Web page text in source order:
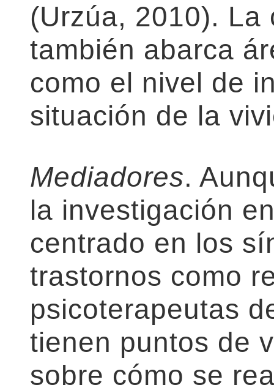
(Urzúa, 2010). La
también abarca
como el nivel de
situación de la
Mediadores.
la investigación
centrado en los
trastornos como
psicoterapeutas
tienen puntos de
sobre cómo se